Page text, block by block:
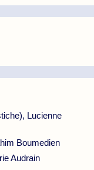
Lucienne
Boumedien
Audrain